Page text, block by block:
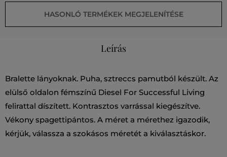
HASONLÓ TERMÉKEK MEGJELENÍTÉSE
Leírás
Bralette lányoknak. Puha, sztreccs pamutból készült. Az
elülső oldalon fémszínű Diesel For Successful Living
felirattal díszített. Kontrasztos varrással kiegészítve.
Vékony spagettipántos. A méret a mérethez igazodik,
kérjük, válassza a szokásos méretét a kiválasztáskor.